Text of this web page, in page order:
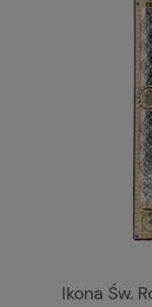
Ikona Św.